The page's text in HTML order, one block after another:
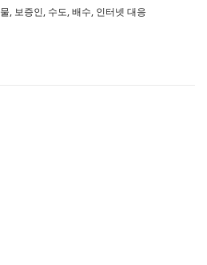
, 보증인, 수도, 배수, 인터넷 대응